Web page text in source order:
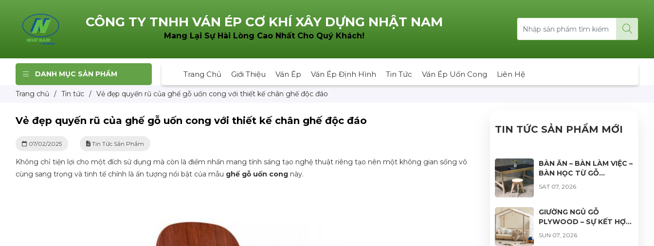
CÔNG TY TNHH VÁN ÉP CƠ KHÍ XÂY DỰNG NHẬT NAM
Mang Lại Sự Hài Lòng Cao Nhất Cho Quý Khách!
DANH MỤC SẢN PHẨM Trang Chủ Giới Thiệu Ván Ép Ván Ép Định Hình Tin Tức Ván Ép Uốn Cong Liên Hệ
Trang chủ / Tin tức / Vẻ đẹp quyến rũ của ghế gỗ uốn cong với thiết kế chân ghế độc đáo
Vẻ đẹp quyến rũ của ghế gỗ uốn cong với thiết kế chân ghế độc đáo
07/02/2025 Tin Tức Sản Phẩm
Không chỉ tiện lợi cho một đích sử dụng mà còn là điểm nhấn mang tính sáng tạo nghệ thuật riêng tạo nên một không gian sống vô
cùng sang trọng và tinh tế chính là ấn tượng nổi bật của mẫu ghế gỗ uốn cong này.
TIN TỨC SẢN PHẨM MỚI
BÀN ĂN – BÀN LÀM VIỆC –
BÀN HỌC TỪ GỖ
PLYWOOD: GIẢI PHÁP
NỘI THẤT BỀN ĐẸP, HIỆN
DỤNG
SAT 07, 2026
GIƯỜNG NGỦ GỖ
PLYWOOD – SỰ KẾT HỢP
HOÀN HẢO GIỮA THẨM
MỸ, ĐỘ BỀN VÀ TÍNH ỨNG
SUN 07, 2026